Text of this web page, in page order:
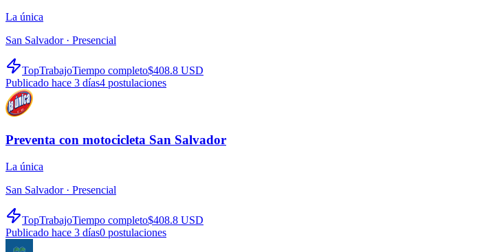
La única
San Salvador · Presencial
TopTrabajoTiempo completo$408.8 USD
Publicado hace 3 días4 postulaciones
Preventa con motocicleta San Salvador
La única
San Salvador · Presencial
TopTrabajoTiempo completo$408.8 USD
Publicado hace 3 días0 postulaciones